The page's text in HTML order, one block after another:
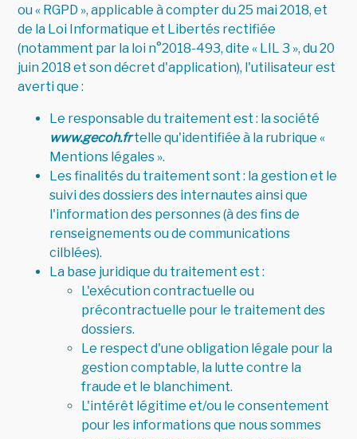
ou « RGPD », applicable à compter du 25 mai 2018, et
de la Loi Informatique et Libertés rectifiée
(notamment par la loi n°2018-493, dite « LIL 3 », du 20
juin 2018 et son décret d'application), l'utilisateur est
averti que :
Le responsable du traitement est : la société
www.gecoh.frtelle qu'identifiée à la rubrique «
Mentions légales ».
Les finalités du traitement sont : la gestion et le
suivi des dossiers des internautes ainsi que
l'information des personnes (à des fins de
renseignements ou de communications
cilblées).
La base juridique du traitement est :
L'exécution contractuelle ou
précontractuelle pour le traitement des
dossiers.
Le respect d'une obligation légale pour la
gestion comptable, la lutte contre la
fraude et le blanchiment.
L'intérêt légitime et/ou le consentement
pour les informations que nous sommes